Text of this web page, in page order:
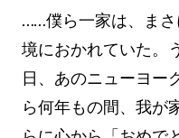
……僕ら一家は、ま
境におかれていた。
日、あのニューヨー
ら何年もの間、我が